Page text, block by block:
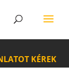
KÉREK